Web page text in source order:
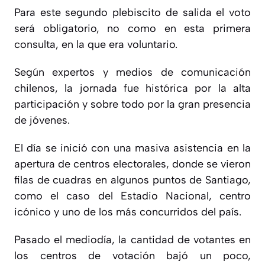
Para este segundo plebiscito de salida el voto
será obligatorio, no como en esta primera
consulta, en la que era voluntario.
Según expertos y medios de comunicación
chilenos, la jornada fue histórica por la alta
participación y sobre todo por la gran presencia
de jóvenes.
El día se inició con una masiva asistencia en la
apertura de centros electorales, donde se vieron
filas de cuadras en algunos puntos de Santiago,
como el caso del Estadio Nacional, centro
icónico y uno de los más concurridos del país.
Pasado el mediodía, la cantidad de votantes en
los centros de votación bajó un poco,